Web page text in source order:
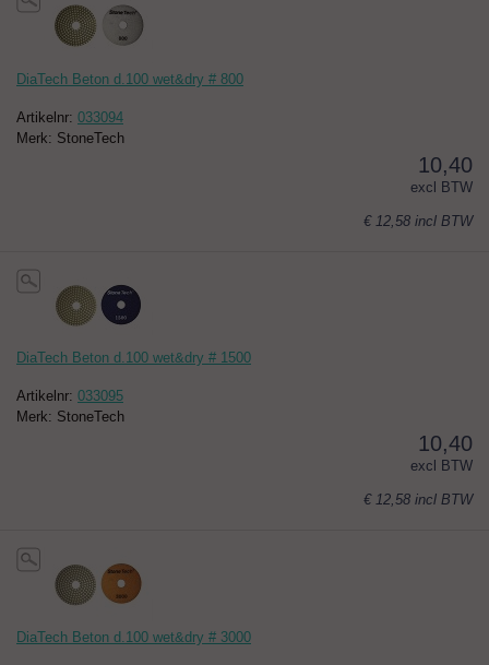
DiaTech Beton d.100 wet&dry # 800
Artikelnr: 033094
Merk: StoneTech
10,40
excl BTW
€ 12,58 incl BTW
DiaTech Beton d.100 wet&dry # 1500
Artikelnr: 033095
Merk: StoneTech
10,40
excl BTW
€ 12,58 incl BTW
DiaTech Beton d.100 wet&dry # 3000